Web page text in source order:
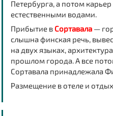
Петербурга, а потом
естественными водами.
Прибытие вСортавала —
слышна финская речь,
на двух языках,
прошлом города. А все
Сортавала принадлежала
Размещение в отелеи отдых